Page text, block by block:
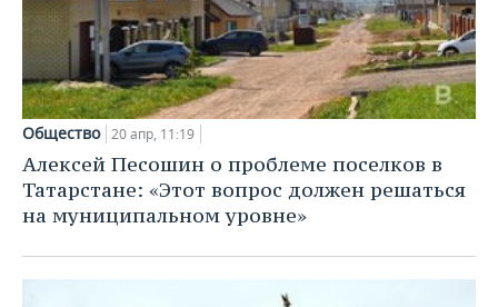
Общество 20 апр, 11:19
Алексей Песошин о проблеме поселков в
Татарстане: «Этот вопрос должен решаться
на муниципальном уровне»